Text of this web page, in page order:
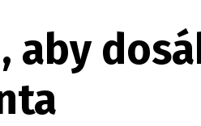
aby